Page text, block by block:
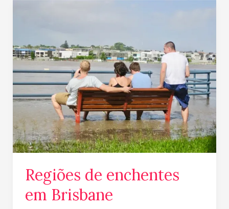
Regiões de enchentes
em Brisbane
em
Brisbane